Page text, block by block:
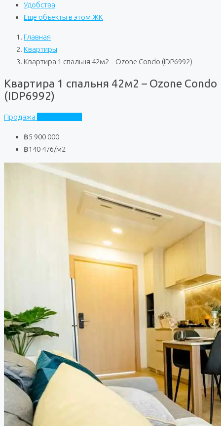
Удобства
Еще объекты в этом ЖК
Главная
Квартиры
Квартира 1 спальня 42м2 – Ozone Condo (IDP6992)
Квартира 1 спальня 42м2 – Ozone Condo
(IDP6992)
Продажа
฿5 900 000
฿140 476/м2